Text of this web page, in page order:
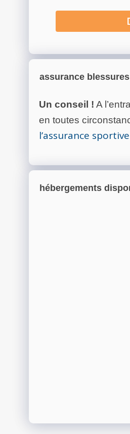
assurance blessures
Un conseil ! A
en toutes
l’assurance
hébergements